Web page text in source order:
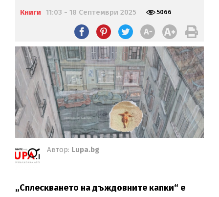
Книги 11:03 - 18 Септември 2025 5066
Автор: Lupa.bg
„Сплескването на дъждовните капки“ е